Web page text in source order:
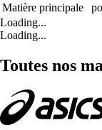
Matière principale
Loading...
Loading...
Toutes nos